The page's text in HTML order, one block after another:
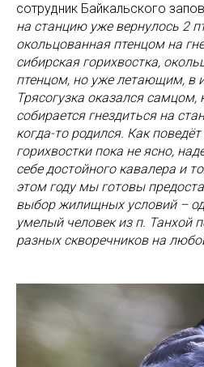
сотрудник Байкальского
на станцию уже вернулось 2
окольцованная птенцом на
сибирская горихвостка,
птенцом, но уже летающим, в
Трясогузка оказался самцом,
собирается гнездиться на
когда-то родился. Как
горихвостки пока не ясно,
себе достойного кавалера и
этом году мы готовы
выбор жилищных условий –
умелый человек из п. Танхой
разных скворечников на